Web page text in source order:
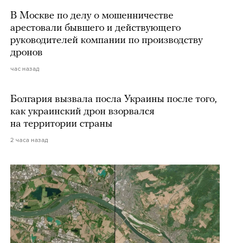
В Москве по делу о мошенничестве
арестовали бывшего и действующего
руководителей компании по производству
дронов
час назад
Болгария вызвала посла Украины после того,
как украинский дрон взорвался
на территории страны
2 часа назад